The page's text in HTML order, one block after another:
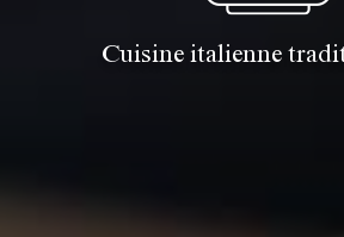
Cuisine italienne